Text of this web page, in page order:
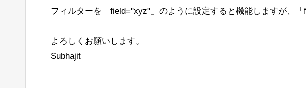
フィルターを「field="xyz"」のように設定すると機能しますが、「
よろしくお願いします。
Subhajit